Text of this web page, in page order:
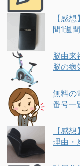
【感
間1週
脳由来
脳の病
無料の
番号一
【感
理由・